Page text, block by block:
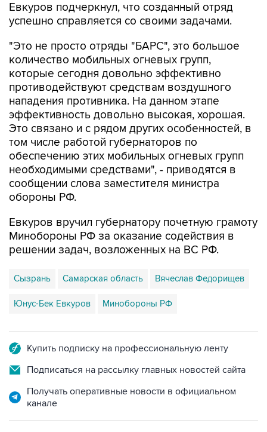
Евкуров подчеркнул, что созданный отряд
успешно справляется со своими задачами.
"Это не просто отряды "БАРС", это большое
количество мобильных огневых групп,
которые сегодня довольно эффективно
противодействуют средствам воздушного
нападения противника. На данном этапе
эффективность довольно высокая, хорошая.
Это связано и с рядом других особенностей, в
том числе работой губернаторов по
обеспечению этих мобильных огневых групп
необходимыми средствами", - приводятся в
сообщении слова заместителя министра
обороны РФ.
Евкуров вручил губернатору почетную грамоту
Минобороны РФ за оказание содействия в
решении задач, возложенных на ВС РФ.
Сызрань Самарская область Вячеслав Федорищев
Юнус-Бек Евкуров Минобороны РФ
Купить подписку на профессиональную ленту
Подписаться на рассылку главных новостей сайта
Получать оперативные новости в официальном
канале